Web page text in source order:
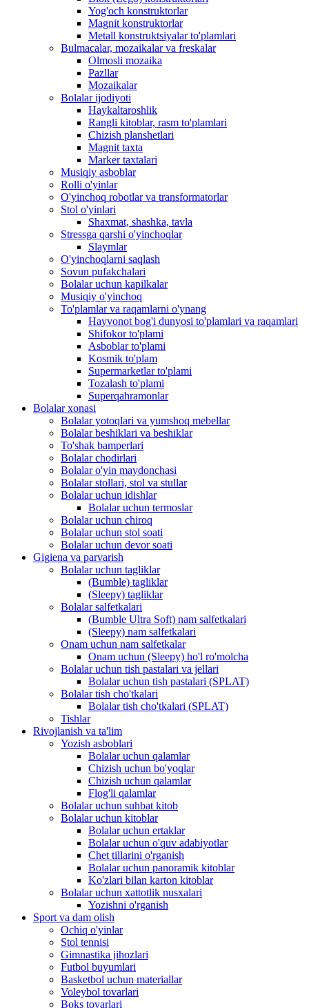
Yog'och konstruktorlar
Magnit konstruktorlar
Metall konstruktsiyalar to'plamlari
Bulmacalar, mozaikalar va freskalar
Olmosli mozaika
Pazllar
Mozaikalar
Bolalar ijodiyoti
Haykaltaroshlik
Rangli kitoblar, rasm to'plamlari
Chizish planshetlari
Magnit taxta
Marker taxtalari
Musiqiy asboblar
Rolli o'yinlar
O'yinchoq robotlar va transformatorlar
Stol o'yinlari
Shaxmat, shashka, tavla
Stressga qarshi o'yinchoqlar
Slaymlar
O'yinchoqlarni saqlash
Sovun pufakchalari
Bolalar uchun kapilkalar
Musiqiy o'yinchoq
To'plamlar va raqamlarni o'ynang
Hayvonot bog'i dunyosi to'plamlari va raqamlari
Shifokor to'plami
Asboblar to'plami
Kosmik to'plam
Supermarketlar to'plami
Tozalash to'plami
Superqahramonlar
Bolalar xonasi
Bolalar yotoqlari va yumshoq mebellar
Bolalar beshiklari va beshiklar
To'shak bamperlari
Bolalar chodirlari
Bolalar o'yin maydonchasi
Bolalar stollari, stol va stullar
Bolalar uchun idishlar
Bolalar uchun termoslar
Bolalar uchun chiroq
Bolalar uchun stol soati
Bolalar uchun devor soati
Gigiena va parvarish
Bolalar uchun tagliklar
(Bumble) tagliklar
(Sleepy) tagliklar
Bolalar salfetkalari
(Bumble Ultra Soft) nam salfetkalari
(Sleepy) nam salfetkalari
Onam uchun nam salfetkalar
Onam uchun (Sleepy) ho'l ro'molcha
Bolalar uchun tish pastalari va jellari
Bolalar uchun tish pastalari (SPLAT)
Bolalar tish cho'tkalari
Bolalar tish cho'tkalari (SPLAT)
Tishlar
Rivojlanish va ta'lim
Yozish asboblari
Bolalar uchun qalamlar
Chizish uchun bo'yoqlar
Chizish uchun qalamlar
Flog'li qalamlar
Bolalar uchun suhbat kitob
Bolalar uchun kitoblar
Bolalar uchun ertaklar
Bolalar uchun o'quv adabiyotlar
Chet tillarini o'rganish
Bolalar uchun panoramik kitoblar
Ko'zlari bilan karton kitoblar
Bolalar uchun xattotlik nusxalari
Yozishni o'rganish
Sport va dam olish
Ochiq o'yinlar
Stol tennisi
Gimnastika jihozlari
Futbol buyumlari
Basketbol uchun materiallar
Voleybol tovarlari
Boks tovarlari